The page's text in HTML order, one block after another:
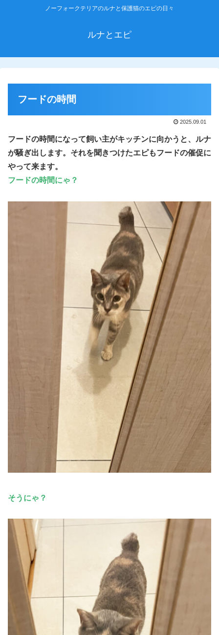
ノーフォークテリアのルナと保護猫のエピの日々
ルナとエピ
フードの時間
2025.09.01
フードの時間になって飼い主がキッチンに向かうと、ルナ
が騒ぎ出します。それを聞きつけたエピもフードの催促に
やって来ます。
フードの時間にゃ ？
そう にゃ ？